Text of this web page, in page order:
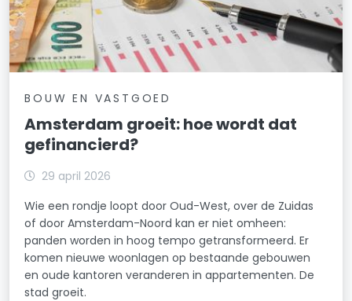
BOUW EN VASTGOED
Amsterdam groeit: hoe wordt dat
gefinancierd?
29 april 2026
Wie een rondje loopt door Oud-West, over de Zuidas
of door Amsterdam-Noord kan er niet omheen:
panden worden in hoog tempo getransformeerd. Er
komen nieuwe woonlagen op bestaande gebouwen
en oude kantoren veranderen in appartementen. De
stad groeit.